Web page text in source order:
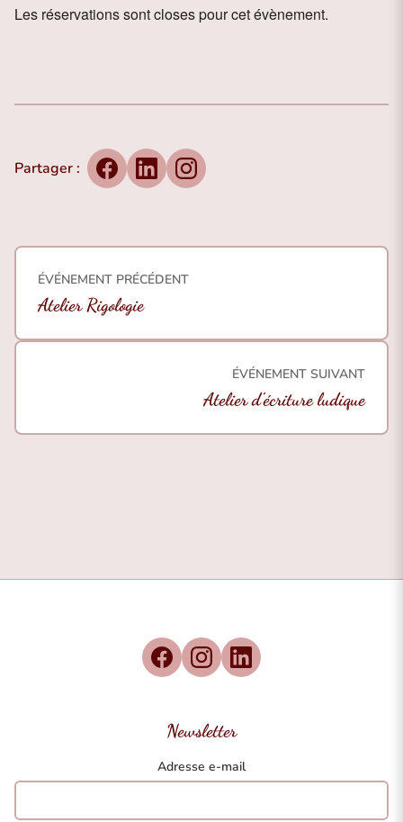
Les réservations sont closes pour cet évènement.
Partager :
FacebookLinkedInInstagram
ÉVÉNEMENT PRÉCÉDENT
Atelier Rigologie
ÉVÉNEMENT SUIVANT
Atelier d’écriture ludique
Newsletter
Adresse e-mail